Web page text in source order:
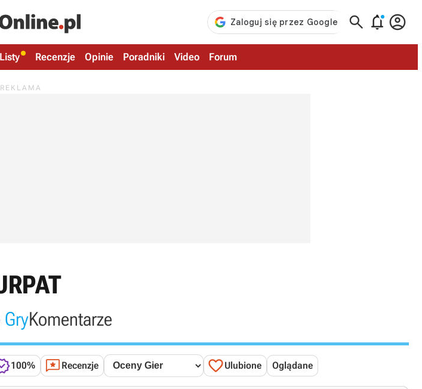
  
Listy Recenzje Opinie Poradniki Video Forum
Komentarze
100%  Recenzje Ulubione Oglądane